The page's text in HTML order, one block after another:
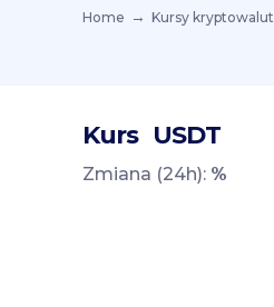
Home Kursy kryptowalut
Kurs USDT
Zmiana (24h): %